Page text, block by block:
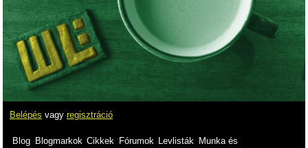
Belépés vagy regisztráció
Blog Blogmarkok Cikkek Fórumok Levlisták
Munka és